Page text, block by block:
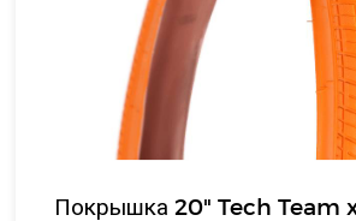
Покрышка 20" Tech Team